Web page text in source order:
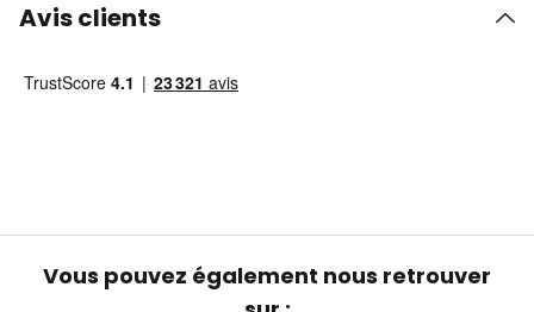
Avis clients
Vous pouvez également nous retrouver